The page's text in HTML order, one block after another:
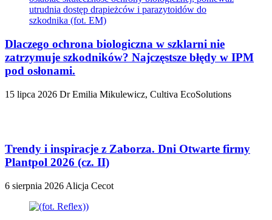
Dlaczego ochrona biologiczna w szklarni nie
zatrzymuje szkodników? Najczęstsze błędy w IPM
pod osłonami.
15 lipca 2026 Dr Emilia Mikulewicz, Cultiva EcoSolutions
Trendy i inspiracje z Zaborza. Dni Otwarte firmy
Plantpol 2026 (cz. II)
6 sierpnia 2026 Alicja Cecot